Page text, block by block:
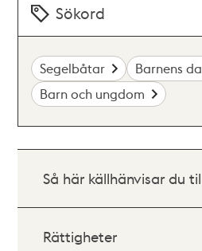
Sökord
Segelbåtar
Barnens
Barn och ungdom
Så här källhänvisar du
Rättigheter